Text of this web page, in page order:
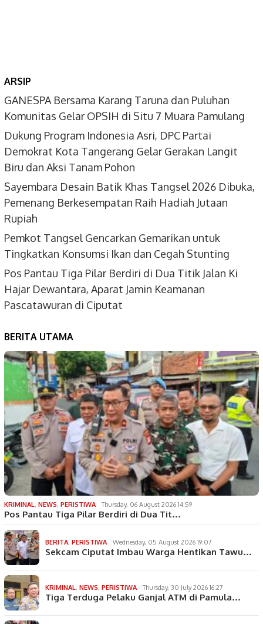
ARSIP
GANESPA Bersama Karang Taruna dan Puluhan
Komunitas Gelar OPSIH di Situ 7 Muara Pamulang
Dukung Program Indonesia Asri, DPC Partai
Demokrat Kota Tangerang Gelar Gerakan Langit
Biru dan Aksi Tanam Pohon
Sayembara Desain Batik Khas Tangsel 2026 Dibuka,
Pemenang Berkesempatan Raih Hadiah Jutaan
Rupiah
Pemkot Tangsel Gencarkan Gemarikan untuk
Tingkatkan Konsumsi Ikan dan Cegah Stunting
Pos Pantau Tiga Pilar Berdiri di Dua Titik Jalan Ki
Hajar Dewantara, Aparat Jamin Keamanan
Pascatawuran di Ciputat
BERITA UTAMA
KRIMINAL, NEWS, PERISTIWA Thursday, 06 August 2026 14:59
Pos Pantau Tiga Pilar Berdiri di Dua Tit…
BERITA, PERISTIWA Wednesday, 05 August 2026 19:07
Sekcam Ciputat Imbau Warga Hentikan Tawu…
KRIMINAL, NEWS, PERISTIWA Thursday, 30 July 2026 16:27
Tiga Terduga Pelaku Ganjal ATM di Pamula…